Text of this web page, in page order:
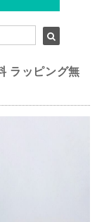
ラッピング無